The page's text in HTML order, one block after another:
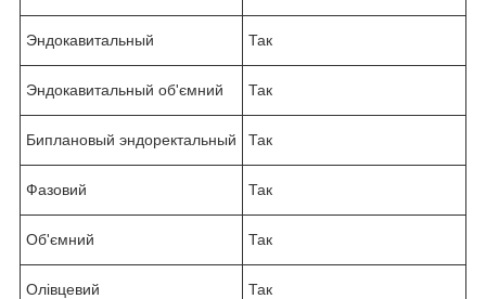
Эндокавитальный Так
Эндокавитальный об'ємний Так
Биплановый эндоректальный Так
Фазовий Так
Об'ємний Так
Олівцевий Так